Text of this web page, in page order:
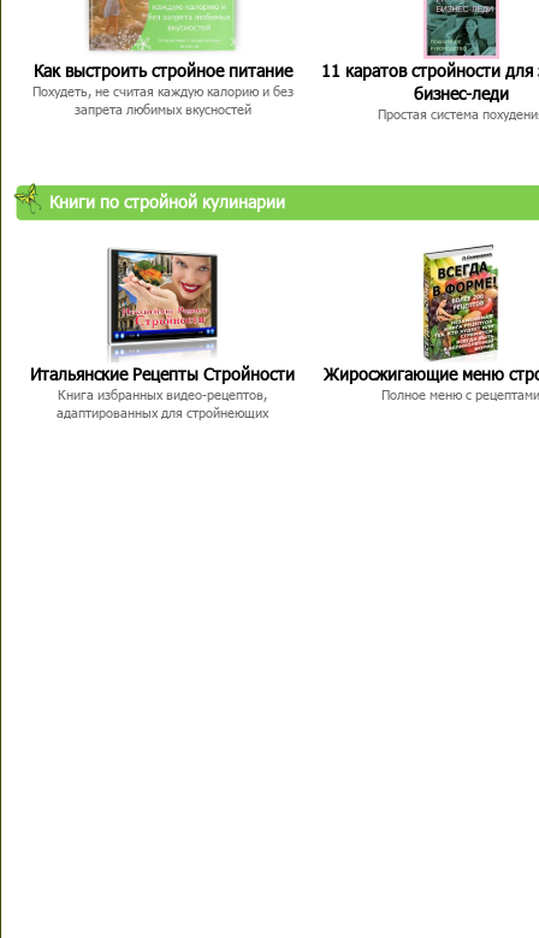
Как выстроить стройное питание
Похудеть, не считая каждую калорию и без
запрета любимых вкусностей
11 каратов стройности для
бизнес-леди
Простая система
Книги по стройной кулинарии
Итальянские Рецепты Стройности
Книга избранных видео-рецептов,
адаптированных для стройнеющих
Жиросжигающие меню
Полное меню с рецептами